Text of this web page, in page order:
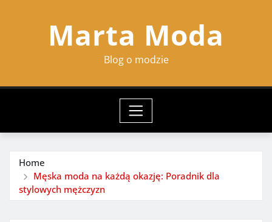
Marta Moda
Blog o modzie
Home
Męska moda na każdą okazję: Poradnik dla
stylowych mężczyzn